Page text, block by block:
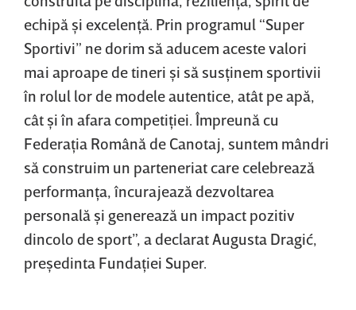
echipă şi excelenţă. Prin programul “Super
Sportivi” ne dorim să aducem aceste valori
mai aproape de tineri şi să susţinem sportivii
în rolul lor de modele autentice, atât pe apă,
cât şi în afara competiţiei. Împreună cu
Federaţia Română de Canotaj, suntem mândri
să construim un parteneriat care celebrează
performanţa, încurajează dezvoltarea
personală şi generează un impact pozitiv
dincolo de sport”, a declarat Augusta Dragić,
preşedinta Fundaţiei Super.